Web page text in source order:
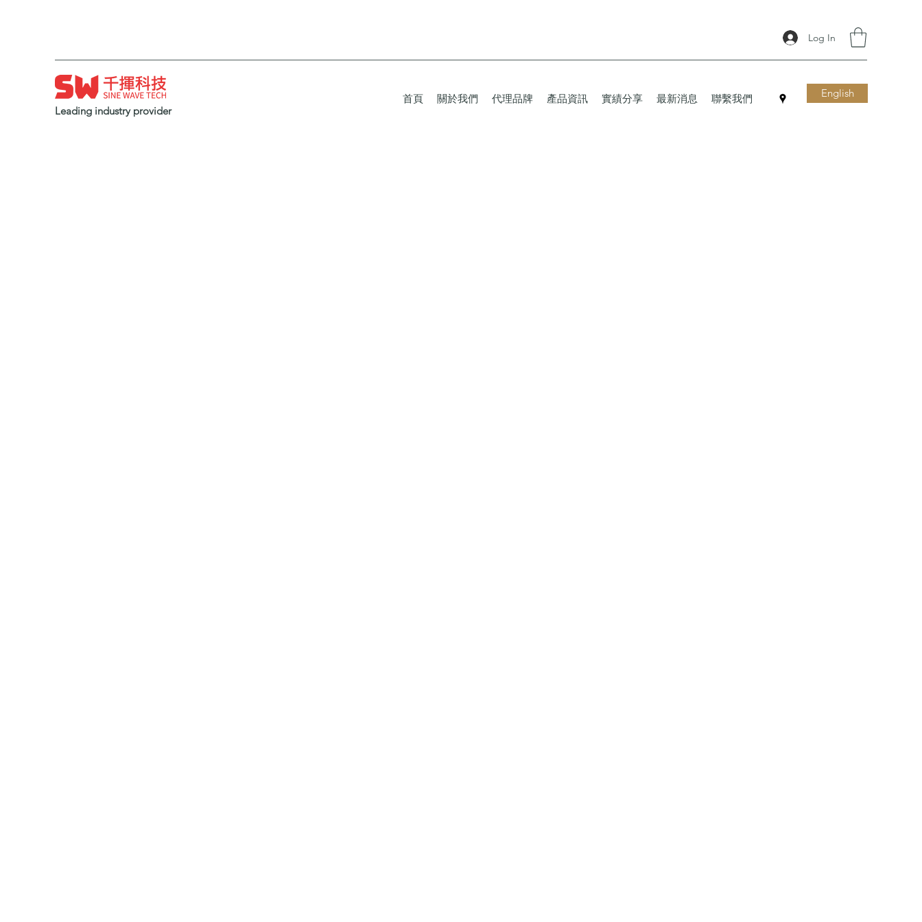
Log In
Leading industry provider
首頁 關於我們 代理品牌 產品資訊 實績分享 最新消息 聯繫我們 English